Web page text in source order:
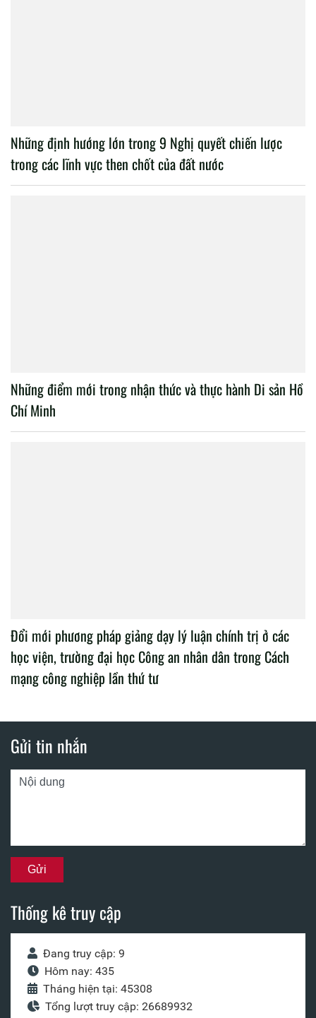
Những định hướng lớn trong 9 Nghị quyết chiến lược
trong các lĩnh vực then chốt của đất nước
Những điểm mới trong nhận thức và thực hành Di sản Hồ
Chí Minh
Đổi mới phương pháp giảng dạy lý luận chính trị ở các
học viện, trường đại học Công an nhân dân trong Cách
mạng công nghiệp lần thứ tư
Gửi tin nhắn
Thống kê truy cập
Đang truy cập: 9
Hôm nay: 435
Tháng hiện tại: 45308
Tổng lượt truy cập: 26689932